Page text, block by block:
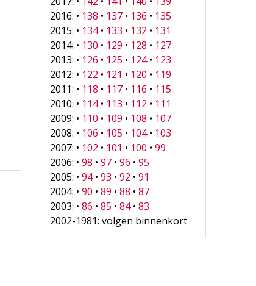
2016: • 138 • 137 • 136 • 135
2015: • 134• 133 • 132 • 131
2014: • 130 • 129 • 128 • 127
2013: • 126 • 125 • 124• 123
2012: • 122 • 121 • 120 • 119
2011: • 118 • 117 • 116 • 115
2010: • 114• 113 • 112 • 111
2009: • 110 • 109 • 108 • 107
2008: • 106 • 105 • 104• 103
2007: • 102 • 101 • 100 •99
2006: •98 •97 •96 •95
2005: •94•93 •92 •91
2004: •90 •89 •88 •87
2003: •86 •85 •84•83
2002-1981: volgen binnenkort